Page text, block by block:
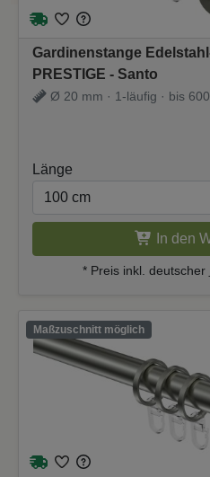
höchste
Stabilität.
Gardinenstange
PRESTIGE - Santo
Ø 20 mm · 1-läufig · bis
Länge
In den
* Preis inkl. deutscher
Maßzuschnitt möglich